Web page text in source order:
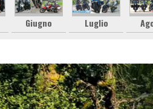
Giugno Luglio